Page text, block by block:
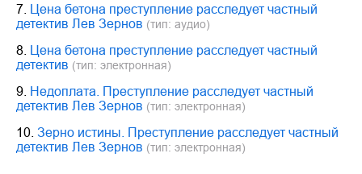
7.
Цена бетона преступление расследует частный
детектив Лев Зернов (тип: аудио)
8.
Цена бетона преступление расследует частный
детектив (тип: электронная)
9. Недоплата. Преступление расследует частный
детектив Лев Зернов (тип: электронная)
10. Зерно истины. Преступление расследует частный
детектив Лев Зернов (тип: электронная)